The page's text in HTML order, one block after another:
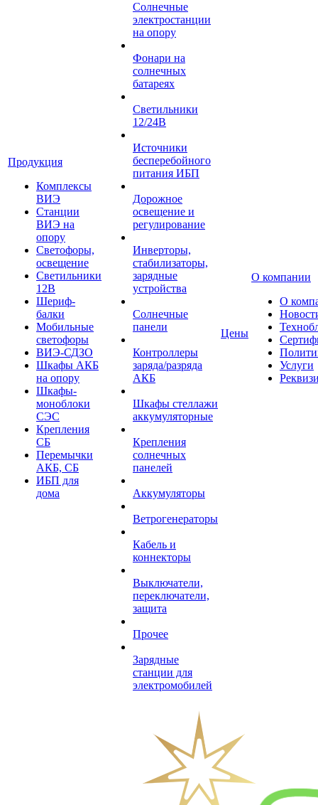
Продукция
Комплексы
ВИЭ
Станции
ВИЭ на
опору
Светофоры,
освещение
Светильники
12В
Шериф-
балки
Мобильные
светофоры
ВИЭ-СДЗО
Шкафы АКБ
на опору
Шкафы-
моноблоки
СЭС
Крепления
СБ
Перемычки
АКБ, СБ
ИБП для
дома
Солнечные
электростанции
на опору
Фонари на
солнечных
батареях
Светильники
12/24В
Источники
бесперебойного
питания ИБП
Дорожное
освещение и
регулирование
Инверторы,
стабилизаторы,
зарядные
устройства
Солнечные
панели
Контроллеры
заряда/разряда
АКБ
Шкафы стеллажи
аккумуляторные
Крепления
солнечных
панелей
Аккумуляторы
Ветрогенераторы
Кабель и
коннекторы
Выключатели,
переключатели,
защита
Прочее
Зарядные
станции для
электромобилей
Цены
О компании
О
Услуги